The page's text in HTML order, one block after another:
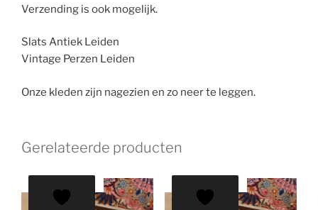
Verzending is ook mogelijk.
Slats Antiek Leiden
Vintage Perzen Leiden
Onze kleden zijn nagezien en zo neer te leggen.
Gerelateerde producten
AANBIEDING! AANBIEDING!